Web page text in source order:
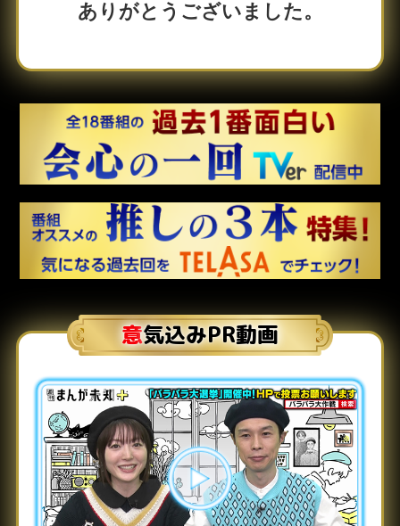
ありがとうございました。
意気込みPR動画